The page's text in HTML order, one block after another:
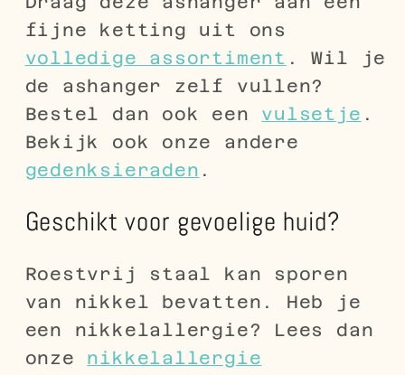
fijne ketting uit ons
volledige assortiment . Wil je
de ashanger zelf vullen?
Bestel dan ook een vulsetje .
Bekijk ook onze andere
gedenksieraden .
Geschikt voor gevoelige huid?
Roestvrij staal kan sporen
van nikkel bevatten. Heb je
een nikkelallergie? Lees dan
onze nikkelallergie